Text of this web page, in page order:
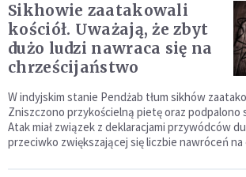
Sikhowie zaatakowali
kościół. Uważają, że zbyt
dużo ludzi nawraca się na
chrześcijaństwo
W indyjskim stanie Pendżab tłum sikhów
Zniszczono przykościelną pietę oraz podpalono
Atak miał związek z deklaracjami przywódców
przeciwko zwiększającej się liczbie nawróceń